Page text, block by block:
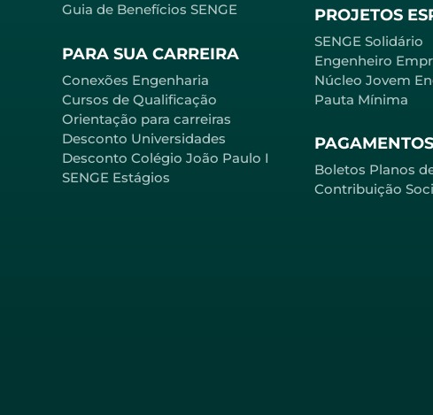
Guia de Benefícios SENGE
PARA SUA CARREIRA
Conexões Engenharia
Cursos de Qualificação
Orientação para carreiras
Desconto Universidades
Desconto Colégio João Paulo I
SENGE Estágios
PROJETOS
SENGE Solidário
Engenheiro
Núcleo Jovem
Pauta Mínima
PAGAMENTOS
Boletos Planos
Contribuição